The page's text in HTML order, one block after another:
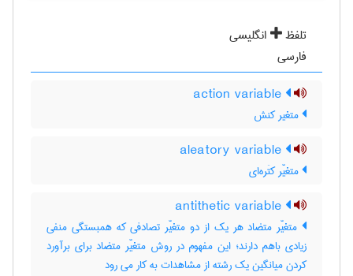
تلفظ
انگلیسی
فارسی
متغیر کنش
متغیّر کتَره‌ای
متغیّر متضاد هر یک از دو متغیّر تصادفی که همبستگی منفی
زیادی باهم دارند؛ این مفهوم در روش متغیّر متضاد برای برآورد
کردن میانگین یک رشته از مشاهدات به کار می رود